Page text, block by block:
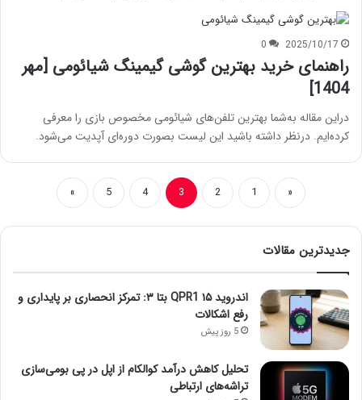
2025/10/17
0
راهنمای خرید بهترین گوشی گیمینگ شیائومی [مهر
1404]
دراین مقاله به‌شما بهترین تلفن‌های شیائومی مخصوص بازی را معرفی
کرده‌ایم. درنظر داشته باشید این لیست بصورت دوره‌ای آپدیت می‌شود.
«
1
2
3
4
5
»
جدیدترین مقالات
اندروید ۱۵ QPR1 بتا ۳: تمرکز انحصاری بر پایداری و
رفع اشکالات
5 روز پیش
تحلیل کاهش درآمد کوالکام از اپل در پی بومی‌سازی
تراشه‌های ارتباطی